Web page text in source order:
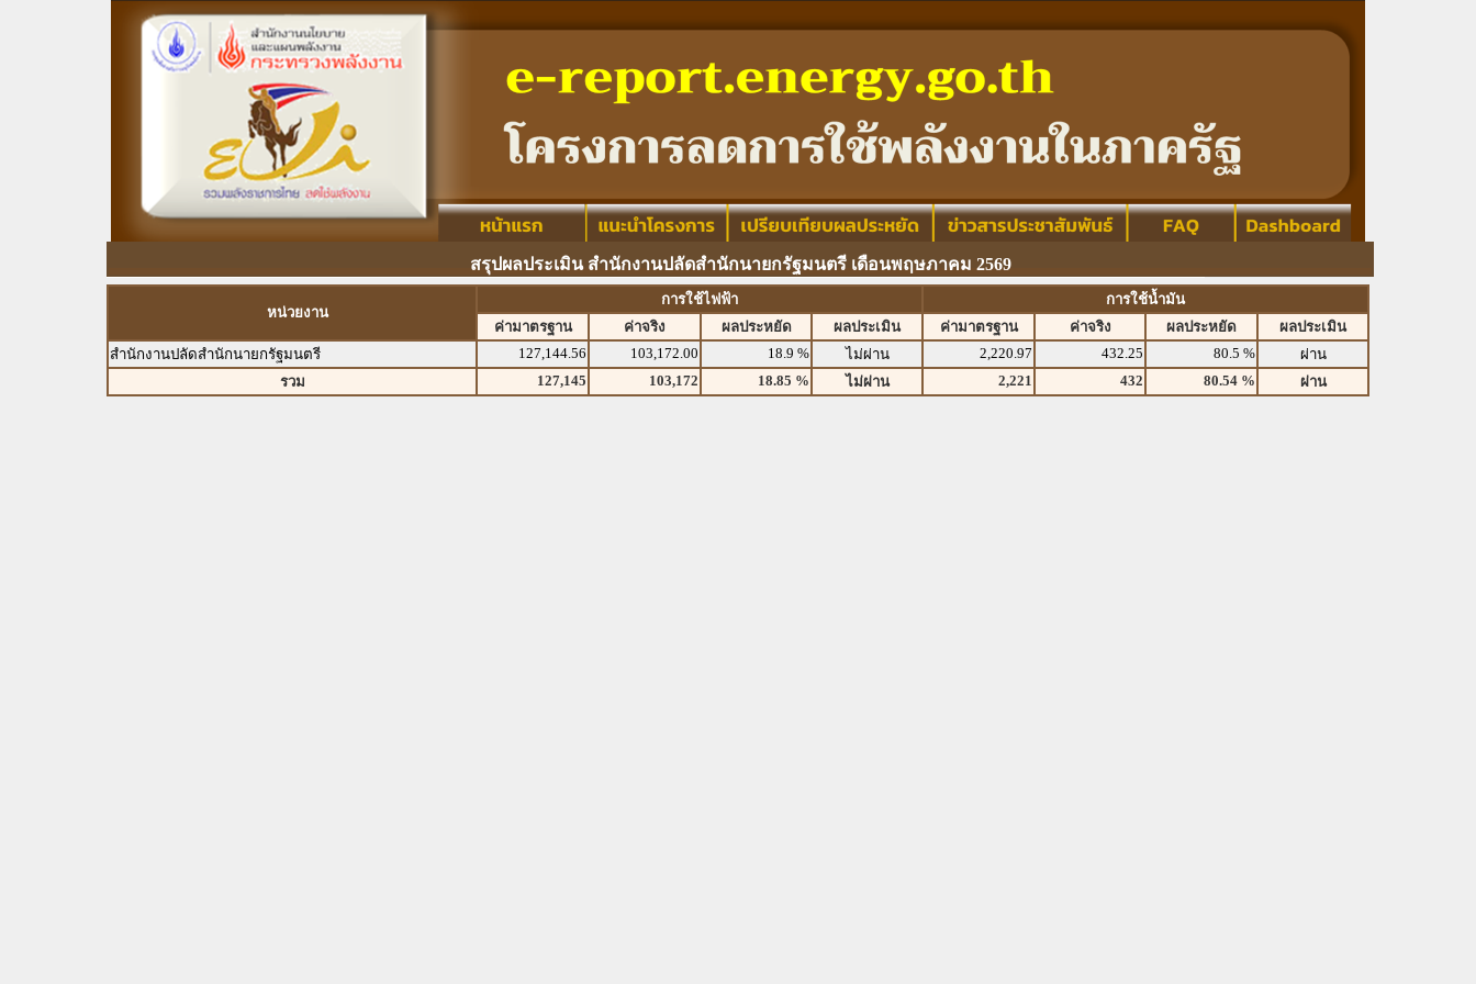
สรุปผลประเมิน สำนักงานปลัดสำนักนายกรัฐมนตรี เดือนพฤษภาคม 2569
หน่วยงาน
การใช้ไฟฟ้า
การใช้น้ำมัน
ค่ามาตรฐาน
ค่าจริง ผลประหยัด ผลประเมิน ค่ามาตรฐาน ค่าจริง ผลประหยัด
ผลประเมิน
สำนักงานปลัดสำนักนายกรัฐมนตรี
127,144.56 103,172.00 18.9 % ไม่ผ่าน 2,220.97 432.25 80.5 %
ผ่าน
รวม
127,145 103,172 18.85 % ไม่ผ่าน 2,221 432 80.54 % ผ่าน